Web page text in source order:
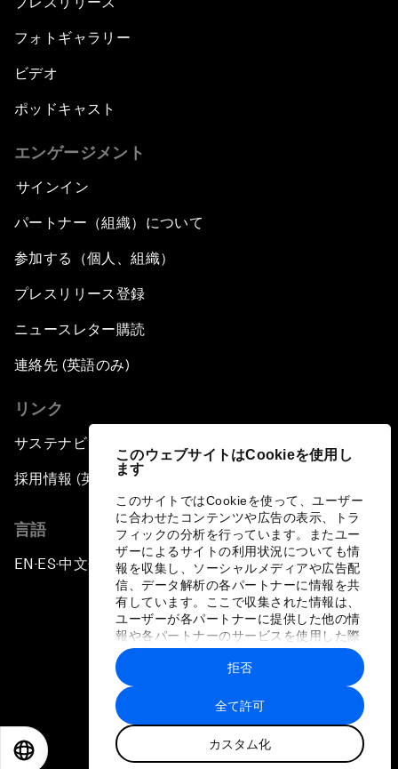
このウェブサイトはCookieを使用し
ます
このサイトではCookieを使って、ユーザー
に合わせたコンテンツや広告の表示、トラ
フィックの分析を行っています。またユー
ザーによるサイトの利用状況についても情
報を収集し、ソーシャルメディアや広告配
信、データ解析の各パートナーに情報を共
有しています。ここで収集された情報は、
ユーザーが各パートナーに提供した他の情
報や各パートナーのサービスを使用した際
に収集された情報と組み合わされ、各パー
トナーによって使用されることがありま
す。
全て許可
カスタム化
拒否
フォトギャラリー
ビデオ
ポッドキャスト
エンゲージメント
サインイン
パートナー（組織）について
参加する（個人、組織）
プレスリリース登録
ニュースレター購読
連絡先 (英語のみ)
リンク
サステナビリティへの取り組み
採用情報 (英語のみ)
言語
EN ▪ES▪中文▪ 日本語
プライバシーポリシーと利用規約
サイトマップ
©
世界経済フォーラム